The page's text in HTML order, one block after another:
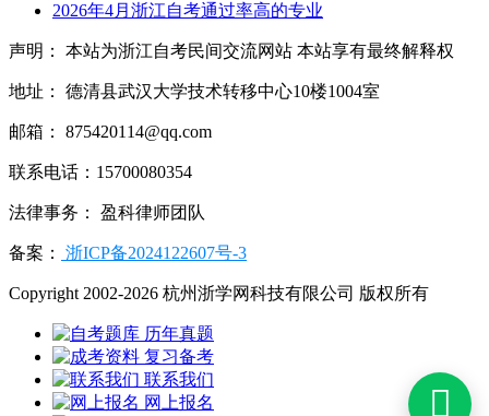
2026年4月浙江自考通过率高的专业
声明： 本站为浙江自考民间交流网站 本站享有最终解释权
地址： 德清县武汉大学技术转移中心10楼1004室
邮箱： 875420114@qq.com
联系电话：15700080354
法律事务： 盈科律师团队
备案： 浙ICP备2024122607号-3
Copyright 2002-2026 杭州浙学网科技有限公司 版权所有
历年真题
复习备考
联系我们
网上报名
